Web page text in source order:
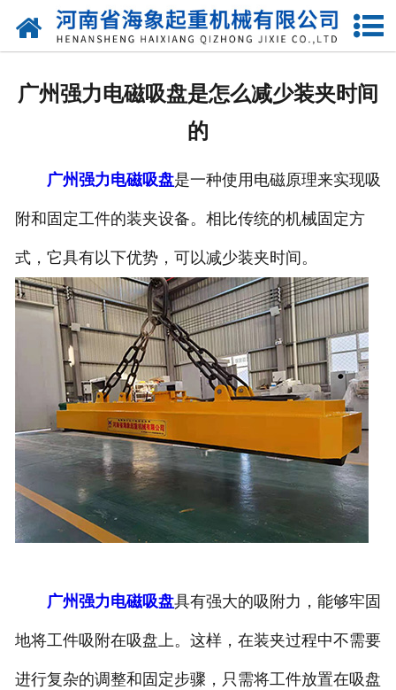
网站首页
厂区一角
案例展示
联系我们
广州强力电磁吸盘是怎么减少装夹时间
的
广州强力电磁吸盘是一种使用电磁原理来实现吸
附和固定工件的装夹设备。相比传统的机械固定方
式，它具有以下优势，可以减少装夹时间。
广州强力电磁吸盘具有强大的吸附力，能够牢固
地将工件吸附在吸盘上。这样，在装夹过程中不需要
进行复杂的调整和固定步骤，只需将工件放置在吸盘